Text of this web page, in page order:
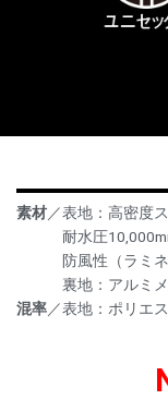
素材／表地：高密度
耐水圧
防風性（ラミネー
裏地：アルミメッ
混率／表地：ポリエ